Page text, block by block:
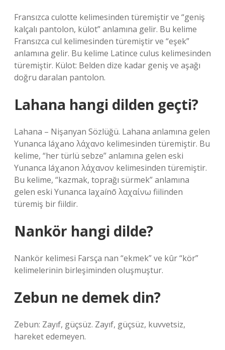
Fransızca culotte kelimesinden türemiştir ve “geniş
kalçalı pantolon, külot” anlamına gelir. Bu kelime
Fransızca cul kelimesinden türemiştir ve “eşek”
anlamına gelir. Bu kelime Latince culus kelimesinden
türemiştir. Külot: Belden dize kadar geniş ve aşağı
doğru daralan pantolon.
Lahana hangi dilden geçti?
Lahana – Nişanyan Sözlüğü. Lahana anlamına gelen
Yunanca láχano λάχανο kelimesinden türemiştir. Bu
kelime, “her türlü sebze” anlamına gelen eski
Yunanca láχanon λάχανον kelimesinden türemiştir.
Bu kelime, “kazmak, toprağı sürmek” anlamına
gelen eski Yunanca laχaínō λαχαίνω fiilinden
türemiş bir fiildir.
Nankör hangi dilde?
Nankör kelimesi Farsça nan “ekmek” ve kûr “kör”
kelimelerinin birleşiminden oluşmuştur.
Zebun ne demek din?
Zebun: Zayıf, güçsüz. Zayıf, güçsüz, kuvvetsiz,
hareket edemeyen.